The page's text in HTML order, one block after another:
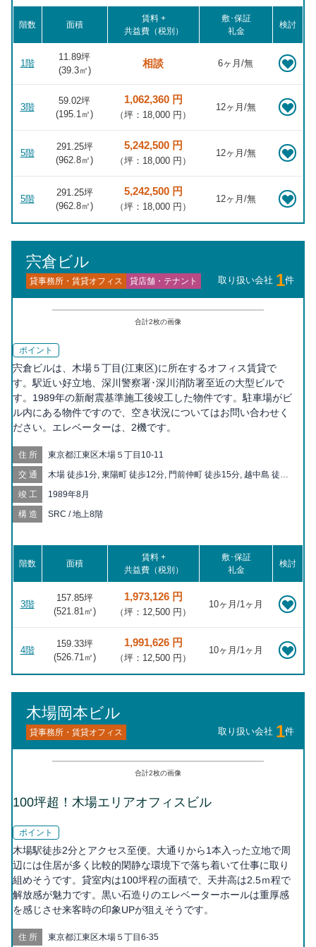
階数 面積
賃料 +
共益費（税別）
敷･保証
礼金
検討
1階
11.89坪
(39.3㎡)
相談 6ヶ月/無
3階
59.02坪
(195.1㎡)
1,062,360 円
（坪：18,000 円）
12ヶ月/無
5階
291.25坪
(962.8㎡)
5,242,500 円
（坪：18,000 円）
12ヶ月/無
5階
291.25坪
(962.8㎡)
5,242,500 円
（坪：18,000 円）
12ヶ月/無
宍倉ビル
貸事務所・賃貸オフィス 貸店舗・テナント 取り扱い会社 1件
合計2枚の画像
ポイント
宍倉ビルは、木場５丁目(江東区)に所在するオフィス賃貸で
す。駅近い好立地、深川警察署･深川消防署至近の大型ビルで
す。1989年の新耐震基準施工後竣工した物件です。駐車場がビ
ル内にある物件ですので、空き状況についてはお問い合わせく
ださい。エレベーターは、2機です。
住所 東京都江東区木場５丁目10-11
交通
木場 徒歩1分, 東陽町 徒歩12分, 門前仲町 徒歩15分, 越中島 徒歩
竣工 1989年8月
構造 SRC / 地上8階
階数 面積
賃料 +
共益費（税別）
敷･保証
礼金
検討
3階
157.85坪
(521.81㎡)
1,973,126 円
（坪：12,500 円）
10ヶ月/1ヶ月
4階
159.33坪
(526.71㎡)
1,991,626 円
（坪：12,500 円）
10ヶ月/1ヶ月
木場岡本ビル
貸事務所・賃貸オフィス 取り扱い会社 1件
合計2枚の画像
100坪超！木場エリアオフィスビル
ポイント
木場駅徒歩2分とアクセス至便。大通りから1本入った立地で周
辺には住居が多く比較的閑静な環境下で落ち着いて仕事に取り
組めそうです。貸室内は100坪程の面積で、天井高は2.5ｍ程で
解放感が魅力です。黒い石造りのエレベーターホールは重厚感
を感じさせ来客時の印象UPが狙えそうです。
住所 東京都江東区木場５丁目6-35